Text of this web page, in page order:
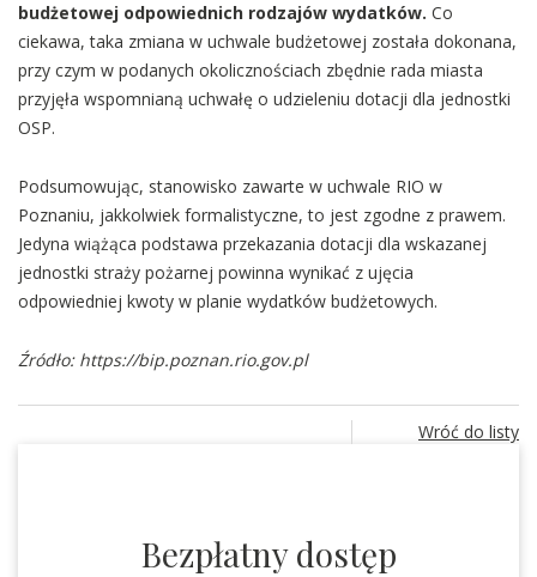
budżetowej odpowiednich rodzajów wydatków. Co
ciekawa, taka zmiana w uchwale budżetowej została dokonana,
przy czym w podanych okolicznościach zbędnie rada miasta
przyjęła wspomnianą uchwałę o udzieleniu dotacji dla jednostki
OSP.
Podsumowując, stanowisko zawarte w uchwale RIO w
Poznaniu, jakkolwiek formalistyczne, to jest zgodne z prawem.
Jedyna wiążąca podstawa przekazania dotacji dla wskazanej
jednostki straży pożarnej powinna wynikać z ujęcia
odpowiedniej kwoty w planie wydatków budżetowych.
Źródło: https://bip.poznan.rio.gov.pl
Wróć do listy
Bezpłatny dostęp